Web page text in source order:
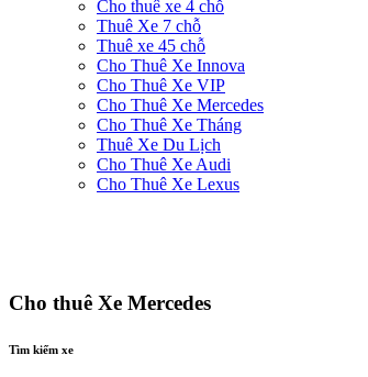
Cho thuê xe 4 chỗ
Thuê Xe 7 chỗ
Thuê xe 45 chỗ
Cho Thuê Xe Innova
Cho Thuê Xe VIP
Cho Thuê Xe Mercedes
Cho Thuê Xe Tháng
Thuê Xe Du Lịch
Cho Thuê Xe Audi
Cho Thuê Xe Lexus
Cho thuê Xe Mercedes
Tìm kiếm xe